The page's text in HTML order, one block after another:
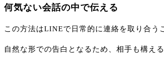
何気ない会話の中で伝える
この方法はLINEで日常的に連絡を取り合う
自然な形での告白となるため、相手も構え